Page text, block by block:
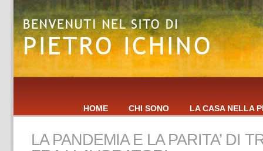
HOME CHI SONO LA CASA NELLA
LA PANDEMIA E LA PARITA’ DI